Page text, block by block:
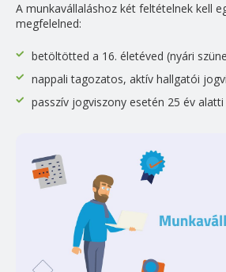
A munkavállaláshoz két feltételnek kell
megfelelned:
betöltötted a 16. életéved (nyári
nappali tagozatos, aktív hallgatói
passzív jogviszony esetén 25 év